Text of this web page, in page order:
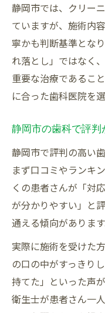
静岡市では、クリー
ていますが、施術内
寧かも判断基準とな
れ落とし」ではなく
重要な治療であるこ
に合った歯科医院を
静岡市の歯科で評
静岡市で評判の高い
まず口コミやランキ
くの患者さんが「対
が分かりやすい」と
通える傾向があります
実際に施術を受けた
の口の中がすっきり
持てた」といった声
衛生士が患者さん一